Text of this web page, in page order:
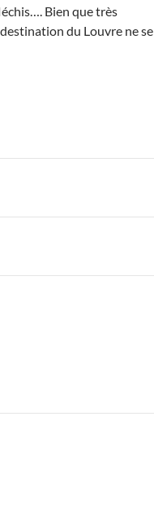
Bien que très
du Louvre ne se